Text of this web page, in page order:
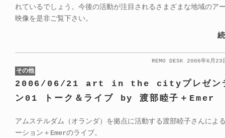
れているでしょう。今後の活動が注目されるさまざまな地域のア
映像を是非ご覧下さい。
REMO DESK 2006年6月
その他
2006/06/21 art in the cityプレゼン
ン01 トーク＆ライブ by 渡部睦子＋Emer
アムステルダム（オランダ）を拠点に活動する渡部睦子さんによ
ーション＋Emerのライブ。